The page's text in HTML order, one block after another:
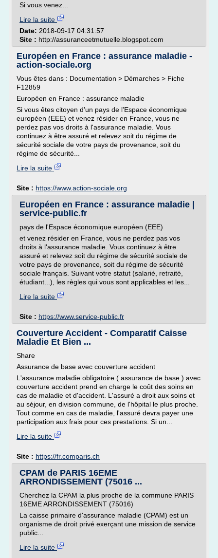
Si vous venez...
Lire la suite
Date: 2018-09-17 04:31:57
Site : http://assuranceetmutuelle.blogspot.com
Européen en France : assurance maladie -
action-sociale.org
Vous êtes dans : Documentation > Démarches > Fiche
F12859
Européen en France : assurance maladie
Si vous êtes citoyen d'un pays de l'Espace économique
européen (EEE) et venez résider en France, vous ne
perdez pas vos droits à l'assurance maladie. Vous
continuez à être assuré et relevez soit du régime de
sécurité sociale de votre pays de provenance, soit du
régime de sécurité...
Lire la suite
Site : https://www.action-sociale.org
Européen en France : assurance maladie |
service-public.fr
pays de l'Espace économique européen (EEE)
et venez résider en France, vous ne perdez pas vos
droits à l'assurance maladie. Vous continuez à être
assuré et relevez soit du régime de sécurité sociale de
votre pays de provenance, soit du régime de sécurité
sociale français. Suivant votre statut (salarié, retraité,
étudiant...), les règles qui vous sont applicables et les...
Lire la suite
Site : https://www.service-public.fr
Couverture Accident - Comparatif Caisse
Maladie Et Bien ...
Share
Assurance de base avec couverture accident
L'assurance maladie obligatoire ( assurance de base ) avec
couverture accident prend en charge le coût des soins en
cas de maladie et d'accident. L'assuré a droit aux soins et
au séjour, en division commune, de l'hôpital le plus proche.
Tout comme en cas de maladie, l'assuré devra payer une
participation aux frais pour ces prestations. Si un...
Lire la suite
Site : https://fr.comparis.ch
CPAM de PARIS 16EME
ARRONDISSEMENT (75016 ...
Cherchez la CPAM la plus proche de la commune PARIS
16EME ARRONDISSEMENT (75016)
La caisse primaire d'assurance maladie (CPAM) est un
organisme de droit privé exerçant une mission de service
public...
Lire la suite